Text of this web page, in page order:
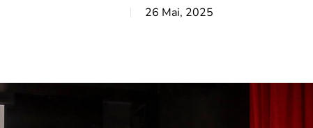
26 Mai, 2025